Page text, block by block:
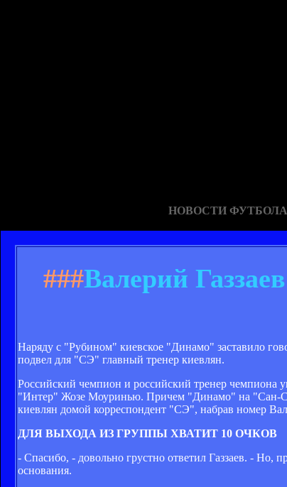
НОВОСТИ ФУТБОЛА
###Валерий
Наряду с "Рубином" киевское "Динамо" заставило
подвел для "СЭ" главный тренер киевлян.
Российский чемпион и российский тренер чемпиона
"Интер" Жозе Моуринью. Причем "Динамо" на "Сан-
киевлян домой корреспондент "СЭ", набрав номер
ДЛЯ ВЫХОДА ИЗ ГРУППЫ ХВАТИТ 10 ОЧКОВ
- Спасибо, - довольно грустно ответил Газзаев. - Но,
основания.